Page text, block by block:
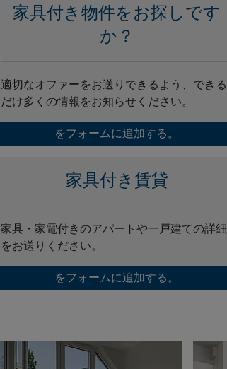
家具付き物件をお探しです
か？
適切なオファーをお送りできるよう、できる
だけ多くの情報をお知らせください。
をフォームに追加する。
家具付き賃貸
家具・家電付きのアパートや一戸建ての詳細
をお送りください。
をフォームに追加する。